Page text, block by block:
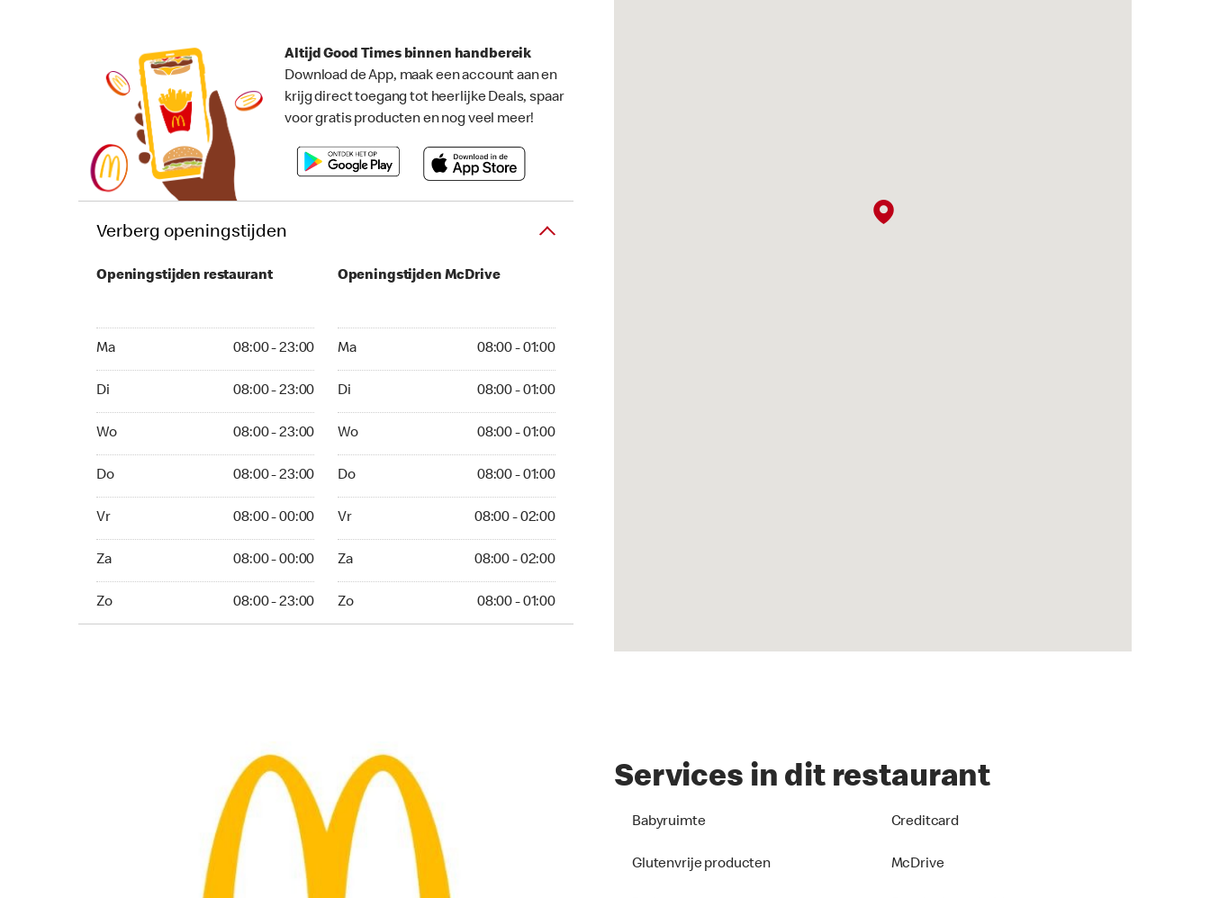
Altijd Good Times binnen handbereik
Download de App, maak een account aan en
krijg direct toegang tot heerlijke Deals, spaar
voor gratis producten en nog veel meer!
Verberg openingstijden
Openingstijden restaurant
Ma 08:00 - 23:00
Di 08:00 - 23:00
Wo 08:00 - 23:00
Do 08:00 - 23:00
Vr 08:00 - 00:00
Za 08:00 - 00:00
Zo 08:00 - 23:00
Openingstijden McDrive
Ma 08:00 - 01:00
Di 08:00 - 01:00
Wo 08:00 - 01:00
Do 08:00 - 01:00
Vr 08:00 - 02:00
Za 08:00 - 02:00
Zo 08:00 - 01:00
Services in dit restaurant
Babyruimte Creditcard
Glutenvrije producten McDrive